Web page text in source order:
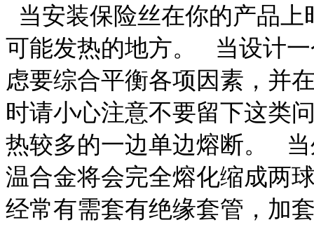
当安装保险丝在你的产品
可能发热的地方。 当设计
虑要综合平衡各项因素，并
时请小心注意不要留下这类
热较多的一边单边熔断。
温合金将会完全熔化缩成两
经常有需套有绝缘套管，加